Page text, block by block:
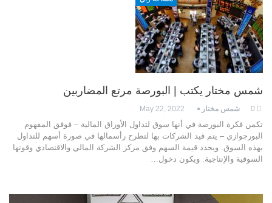
شمس مختار يكتب | البورصة مرتع المضاربين
شمس مختار May 22, 2022
تكمن فكرة البورصة في أنها سوق لتداول الأوراق المالية – فوفق المفهوم
البورجوازي – يتم قيد الشركات بها لتطرح رأسمالها في صورة أسهم للتداول
بهذه السوق. ويحدد قيمة السهم وفق مركز الشركة المالي والاقتصادي وقوتها
السوقية والإنتاجية. ويكون دخول…